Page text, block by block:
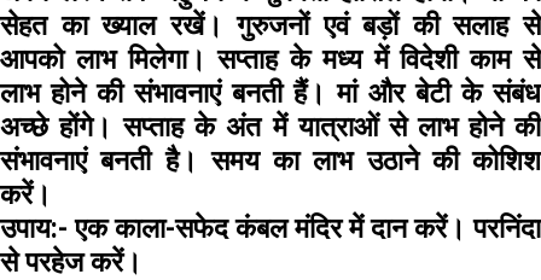
सेहत का ख्याल रखें। गुरुजनों एवं बड़ों की सलाह से
आपको लाभ मिलेगा। सप्ताह के मध्य में विदेशी काम से
लाभ होने की संभावनाएं बनती हैं। मां और बेटी के संबंध
अच्छे होंगे। सप्ताह के अंत में यात्राओं से लाभ होने की
संभावनाएं बनती है। समय का लाभ उठाने की कोशिश
करें।
उपाय:- एक काला-सफेद कंबल मंदिर में दान करें। परनिंदा
से परहेज करें।